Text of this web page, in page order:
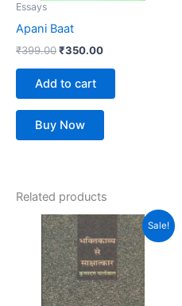
Essays
Apani Baat
₹399.00₹350.00
Add to cart
Buy Now
Related products
Sale!
Original
price
was:
₹650.00.
Current
price
is:
₹519.00.